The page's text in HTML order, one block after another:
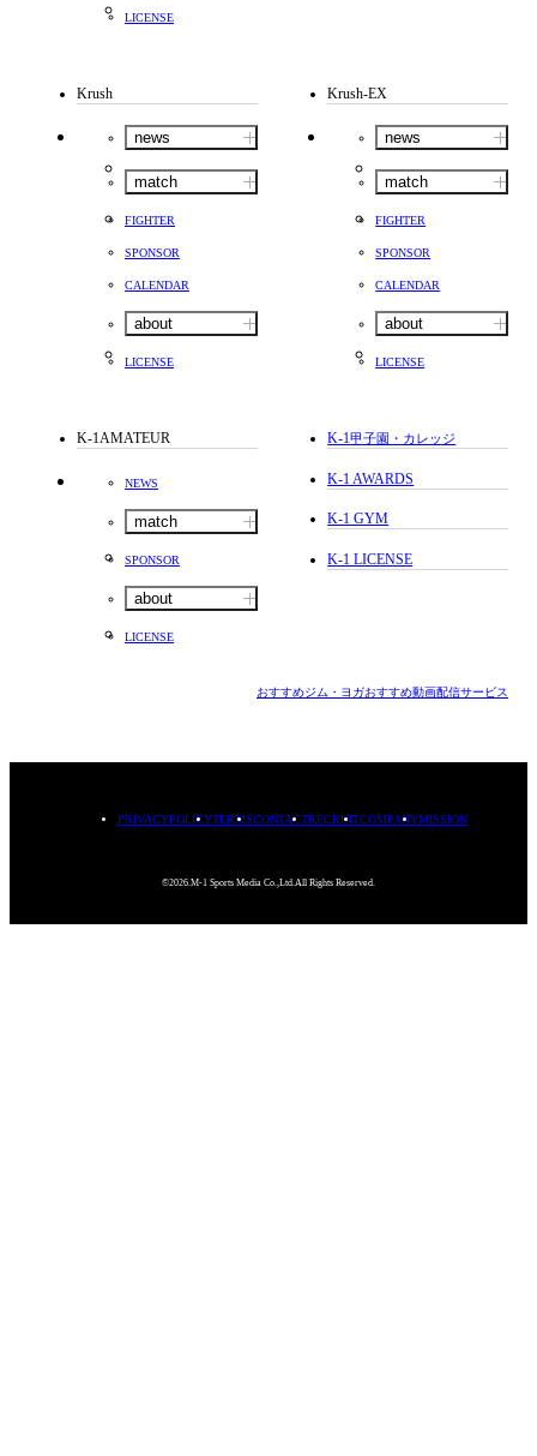
LICENSE
Krush
news
match
FIGHTER
SPONSOR
CALENDAR
about
LICENSE
Krush-EX
news
match
FIGHTER
SPONSOR
CALENDAR
about
LICENSE
K-1AMATEUR
NEWS
match
SPONSOR
about
LICENSE
K-1甲子園・カレッジ
K-1 AWARDS
K-1 GYM
K-1 LICENSE
おすすめジム・ヨガおすすめ動画配信サービス
PRIVACYPOLICYTERMSCONTACTRECRUITCOMPANYMISSION
©2026.M-1 Sports Media Co.,Ltd.All Rights Reserved.